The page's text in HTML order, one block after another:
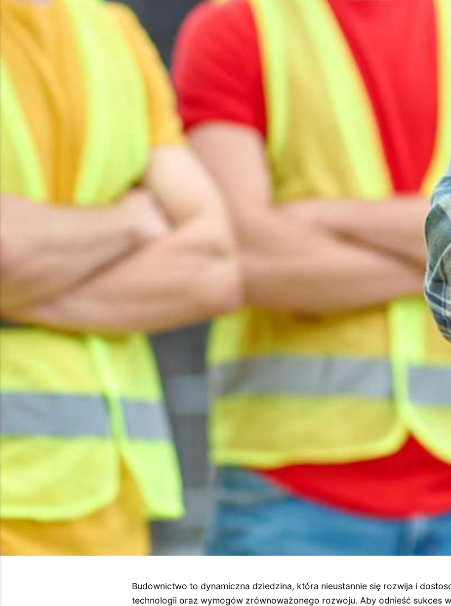
Budownictwo to dynamiczna dziedzina, która nieustannie się rozwija i
technologii oraz wymogów zrównoważonego rozwoju. Aby odnieść sukces